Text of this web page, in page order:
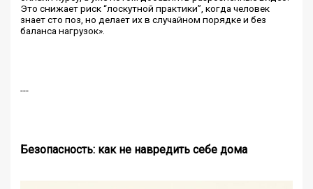
Это снижает риск “лоскутной практики”, когда человек
знает сто поз, но делает их в случайном порядке и без
баланса нагрузок».
---
Безопасность: как не навредить себе дома